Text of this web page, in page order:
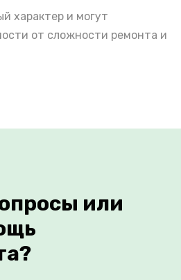
характер и могут
от сложности ремонта и
или